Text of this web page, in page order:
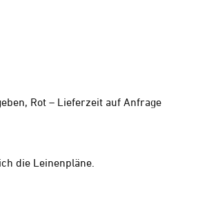
Rot – Lieferzeit auf Anfrage
die Leinenpläne.